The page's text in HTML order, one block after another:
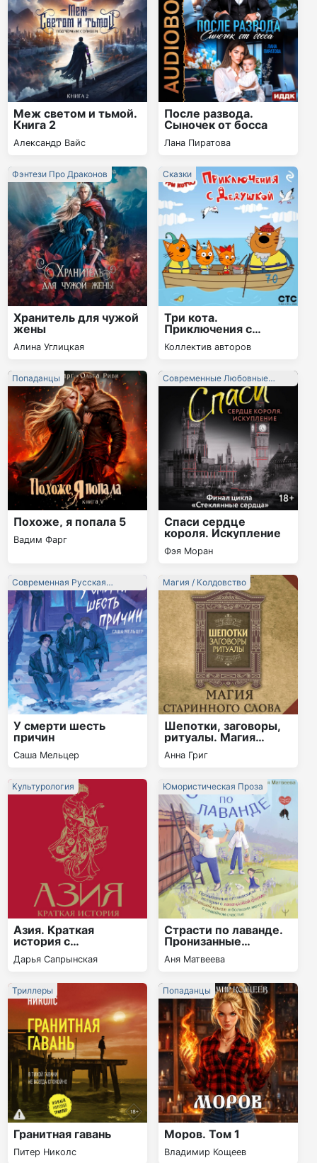
Меж светом и тьмой.
Книга 2
Александр Вайс
После развода.
Сыночек от босса
Лана Пиратова
Хранитель для чужой
жены
Алина Углицкая
Фэнтези Про Драконов
Три кота.
Приключения с
Дедушкой
Коллектив авторов
Сказки
Похоже, я попала 5
Вадим Фарг
Попаданцы
Спаси сердце
короля. Искупление
Фэя Моран
Современные Любовные
Романы
У смерти шесть
причин
Саша Мельцер
Современная Русская
Литература
Шепотки, заговоры,
ритуалы. Магия
старинного слова
Анна Григ
Магия / Колдовство
Азия. Краткая
история с
иллюстрациями
Дарья Сапрынская
Культурология
Страсти по лаванде.
Пронизанные
оптимизмом истории
о лавандовой ферме,
больших мечтах о
семейном счастье
Аня Матвеева
Юмористическая Проза
Гранитная гавань
Питер Николс
Триллеры
Моров. Том 1
Владимир Кощеев
Попаданцы